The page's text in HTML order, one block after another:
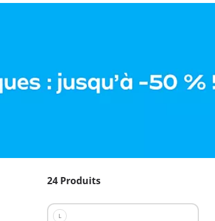
24 Produits
L